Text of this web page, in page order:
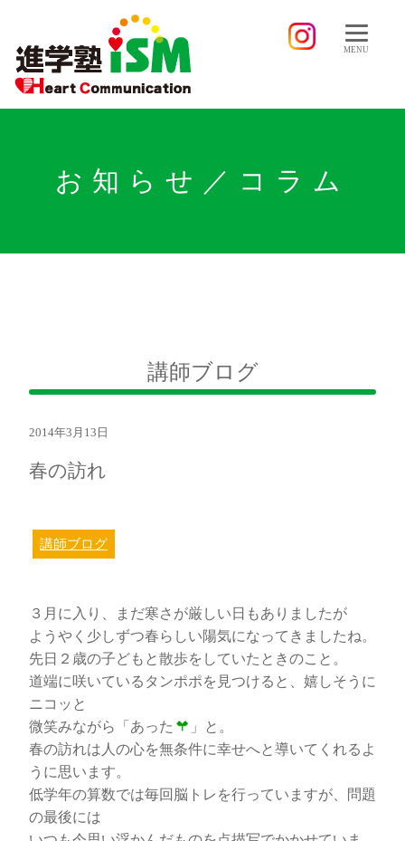
MENU
お知らせ／コラム
講師ブログ
2014年3月13日
春の訪れ
講師ブログ
３月に入り、まだ寒さが厳しい日もありましたが
ようやく少しずつ春らしい陽気になってきましたね。
先日２歳の子どもと散歩をしていたときのこと。
道端に咲いているタンポポを見つけると、嬉しそうに
ニコッと
微笑みながら「あった
」と。
春の訪れは人の心を無条件に幸せへと導いてくれるよ
うに思います。
低学年の算数では毎回脳トレを行っていますが、問題
の最後には